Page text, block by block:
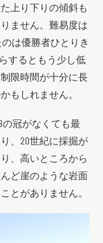
た上り下りの傾斜も
ません。 難易度は
は優勝者ひとりき
するともう少し低
制限時間が十分に長
もしれません。
の冠がなくても最
、20世紀に採掘が
、 高いところから
ど崖のような岩面
とがありません。